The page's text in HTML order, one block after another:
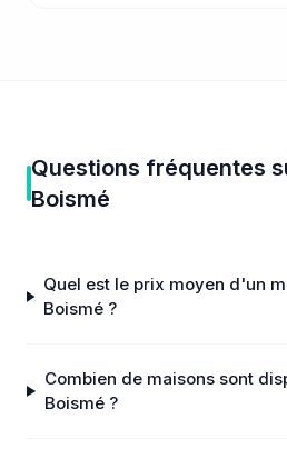
Questions fréquentes
Boismé
Quel est le prix moyen d'un
Boismé ?
Combien de maisons sont
Boismé ?